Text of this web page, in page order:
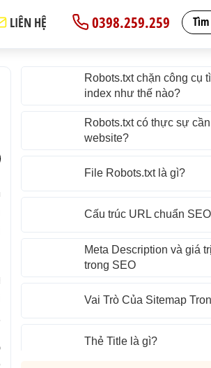
0398.259.259
LIÊN HỆ
Robots.txt chặn công cụ
index như thế nào?
Robots.txt có thực sự
website?
File Robots.txt là gì?
Cấu trúc URL chuẩn SEO
Meta Description và giá
trong SEO
Vai Trò Của Sitemap
Thẻ Title là gì?